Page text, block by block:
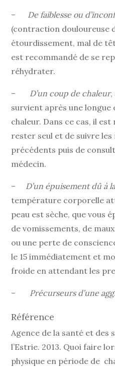
– De faiblesse ou
(contraction douloureuse
étourdissement, mal de
est recommandé de se
réhydrater.
– D’un coup de chaleur,
survient après une longue
chaleur. Dans ce cas, il
rester seul et de suivre les
précédents puis de
médecin.
– D’un épuisement dû à
température corporelle
peau est sèche, que vous
de vomissements, de
ou une perte de
le 15 immédiatement et
froide en attendant les
– Précurseurs d’une
Référence
Agence de la santé et des
l’Estrie. 2013. Quoi faire
physique en période de